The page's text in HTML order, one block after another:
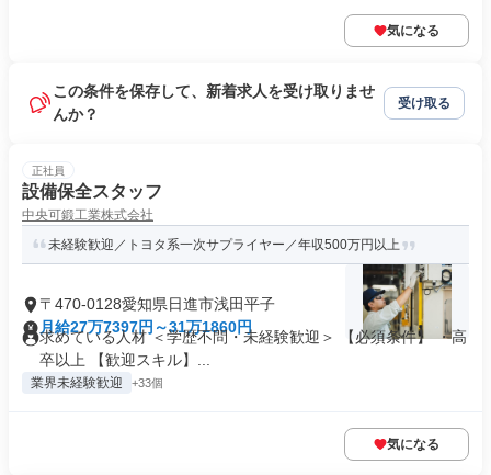
気になる
この条件を保存して、新着求人を受け取りませ
んか？
受け取る
正社員
設備保全スタッフ
中央可鍛工業株式会社
未経験歓迎／トヨタ系一次サプライヤー／年収500万円以上
〒470-0128愛知県日進市浅田平子
月給27万7397円～31万1860円
求めている人材 ＜学歴不問・未経験歓迎＞ 【必須条件】 ・高
卒以上 【歓迎スキル】...
業界未経験歓迎 +33個
気になる